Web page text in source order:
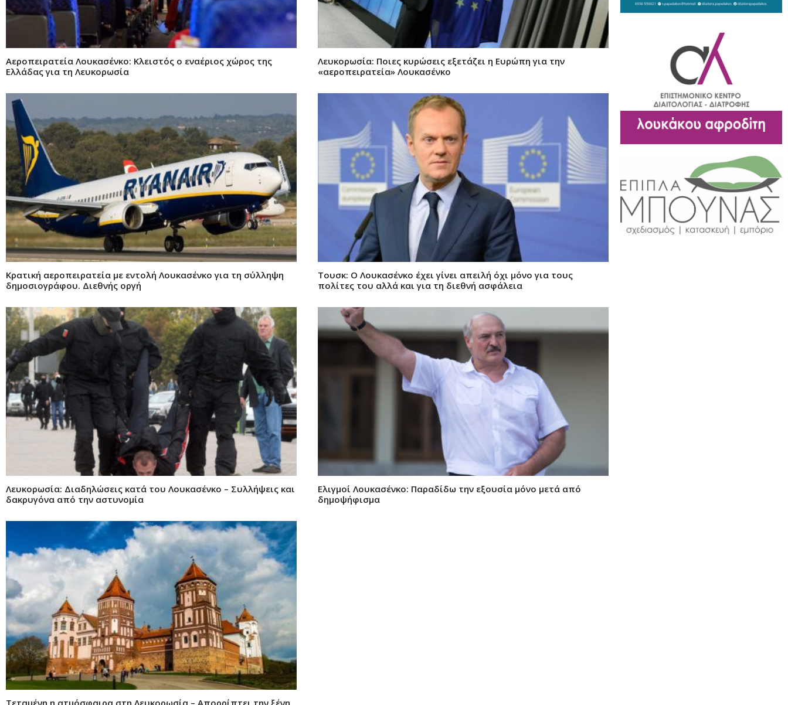
Αεροπειρατεία Λουκασένκο: Κλειστός ο εναέριος χώρος της
Ελλάδας για τη Λευκορωσία
Λευκορωσία: Ποιες κυρώσεις εξετάζει η Ευρώπη για την
«αεροπειρατεία» Λουκασένκο
Κρατική αεροπειρατεία με εντολή Λουκασένκο για τη σύλληψη
δημοσιογράφου. Διεθνής οργή
Τουσκ: Ο Λουκασένκο έχει γίνει απειλή όχι μόνο για τους
πολίτες του αλλά και για τη διεθνή ασφάλεια
Λευκορωσία: Διαδηλώσεις κατά του Λουκασένκο – Συλλήψεις και
δακρυγόνα από την αστυνομία
Ελιγμοί Λουκασένκο: Παραδίδω την εξουσία μόνο μετά από
δημοψήφισμα
Τεταμένη η ατμόσφαιρα στη Λευκορωσία – Απορρίπτει την ξένη